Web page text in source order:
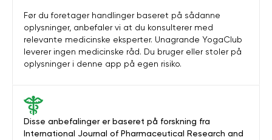
Disse anbefalinger er baseret på forskning fra
International Journal of Pharmaceutical Research and
Før du foretager handlinger baseret på sådanne
oplysninger, anbefaler vi at du konsulterer med
relevante medicinske eksperter. Unagrande YogaClub
leverer ingen medicinske råd. Du bruger eller stoler på
oplysninger i denne app på egen risiko.